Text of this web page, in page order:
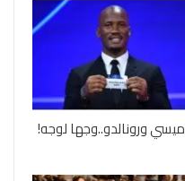
ميسي ورونالدو..وجها لوجه!